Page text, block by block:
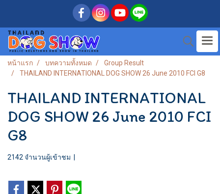
หน้าแรก บทความทั้งหมด
Group Result
THAILAND INTERNATIONAL DOG SHOW 26 June 2010 FCI G8
THAILAND INTERNATIONAL
DOG SHOW 26 June 2010 FCI
G8
2142 จำนวนผู้เข้าชม